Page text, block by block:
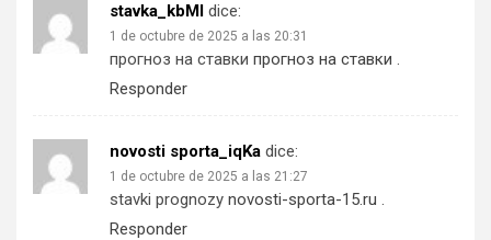
stavka_kbMl dice:
1 de octubre de 2025 a las 20:31
прогноз на ставки прогноз на ставки .
Responder
novosti sporta_iqKa dice:
1 de octubre de 2025 a las 21:27
stavki prognozy novosti-sporta-15.ru .
Responder